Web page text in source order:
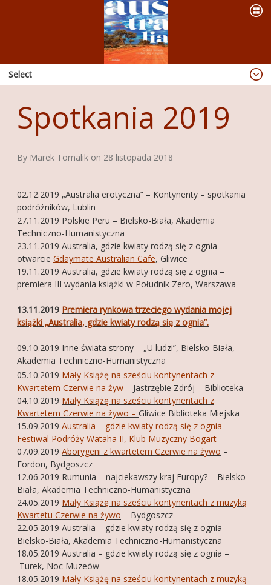
Select
Dzieje się
OFERTA
PREZENTACJE
KSIĄŻKI
ABORIGINAL ART
PUBLIKACJE
RADIO
FOTOGALERIA
O MNIE
FRIENDS
Spotkania 2019
By Marek Tomalik on 28 listopada 2018
02.12.2019 „Australia erotyczna” – Kontynenty – spotkania
podróżników, Lublin
27.11.2019 Polskie Peru – Bielsko-Biała, Akademia
Techniczno-Humanistyczna
23.11.2019 Australia, gdzie kwiaty rodzą się z ognia –
otwarcie Gdaymate Australian Cafe, Gliwice
19.11.2019 Australia, gdzie kwiaty rodzą się z ognia –
premiera III wydania książki w Południk Zero, Warszawa
13.11.2019 Premiera rynkowa trzeciego wydania mojej
książki „Australia, gdzie kwiaty rodzą się z ognia”.
09.10.2019 Inne świata strony – „U ludzi”, Bielsko-Biała,
Akademia Techniczno-Humanistyczna
05.10.2019 Mały Książę na sześciu kontynentach z
Kwartetem Czerwie na żyw – Jastrzębie Zdrój – Biblioteka
04.10.2019 Mały Książę na sześciu kontynentach z
Kwartetem Czerwie na żywo – Gliwice Biblioteka Miejska
15.09.2019 Australia – gdzie kwiaty rodzą się z ognia –
Festiwal Podróży Wataha II, Klub Muzyczny Bogart
07.09.2019 Aborygeni z kwartetem Czerwie na żywo –
Fordon, Bydgoszcz
12.06.2019 Rumunia – najciekawszy kraj Europy? – Bielsko-
Biała, Akademia Techniczno-Humanistyczna
24.05.2019 Mały Książę na sześciu kontynentach z muzyką
Kwartetu Czerwie na żywo – Bydgoszcz
22.05.2019 Australia – gdzie kwiaty rodzą się z ognia –
Bielsko-Biała, Akademia Techniczno-Humanistyczna
18.05.2019 Australia – gdzie kwiaty rodzą się z ognia –
Turek, Noc Muzeów
18.05.2019 Mały Książę na sześciu kontynentach z muzyką